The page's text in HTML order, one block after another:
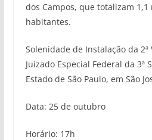
dos Campos, que totalizam 1,1
habitantes.
Solenidade de Instalação da
Juizado Especial Federal da 3ª
Estado de São Paulo, em São
Data: 25 de outubro
Horário: 17h